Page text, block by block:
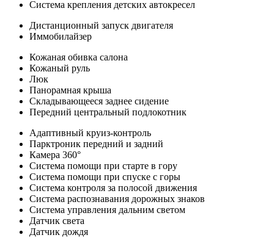
Система крепления детских автокресел
Дистанционный запуск двигателя
Иммобилайзер
Кожаная обивка салона
Кожаный руль
Люк
Панорамная крыша
Складывающееся заднее сидение
Передний центральный подлокотник
Адаптивный круиз-контроль
Парктроник передний и задний
Камера 360°
Система помощи при старте в гору
Система помощи при спуске с горы
Система контроля за полосой движения
Система распознавания дорожных знаков
Система управления дальним светом
Датчик света
Датчик дождя